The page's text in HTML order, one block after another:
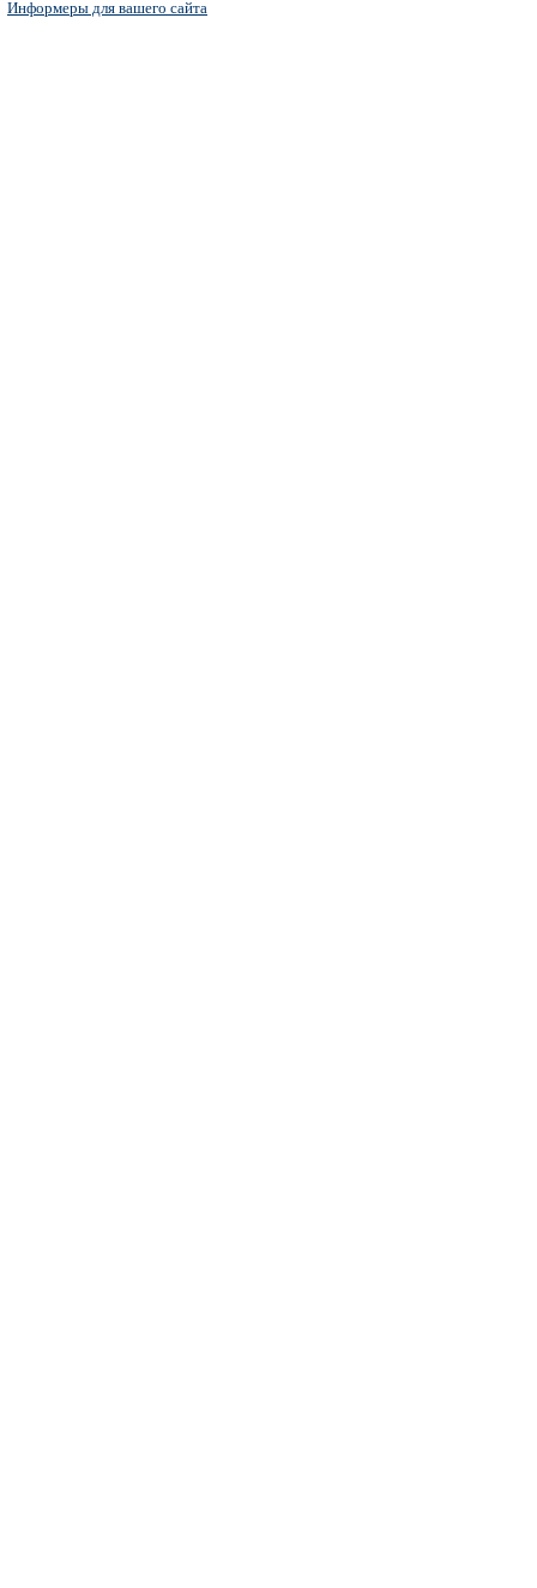
Информеры для вашего сайта